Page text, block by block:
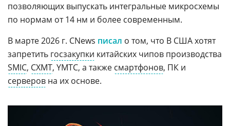
позволяющих выпускать интегральные микросхемы
по нормам от 14 нм и более современным.
В марте 2026 г. CNews писал о том, что В США хотят
запретить госзакупки китайских чипов производства
SMIC, CXMT, YMTC, а также смартфонов, ПК и
серверов на их основе.